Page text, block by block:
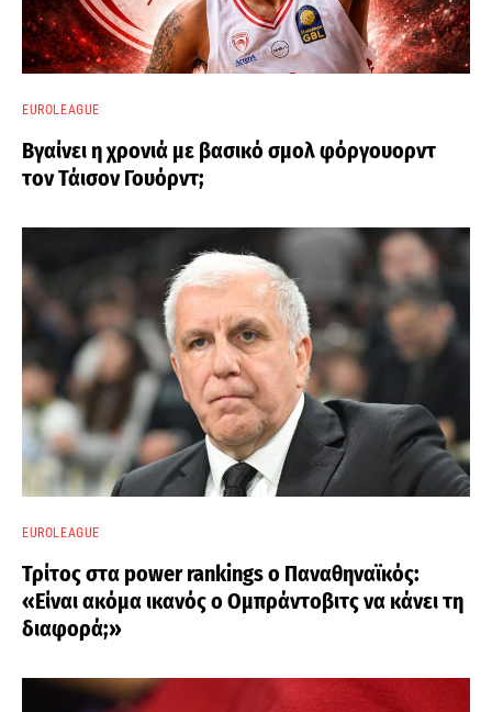
EUROLEAGUE
Βγαίνει η χρονιά με βασικό σμολ φόργουορντ
τον Τάισον Γουόρντ;
EUROLEAGUE
Τρίτος στα power rankings ο Παναθηναϊκός:
«Είναι ακόμα ικανός ο Ομπράντοβιτς να κάνει τη
διαφορά;»